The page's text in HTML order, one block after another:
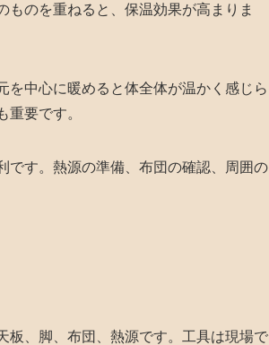
のを重ねると、保温効果が高まりま
を中心に暖めると体全体が温かく感じら
要です。
です。熱源の準備、布団の確認、周囲の
板、脚、布団、熱源です。工具は現場で